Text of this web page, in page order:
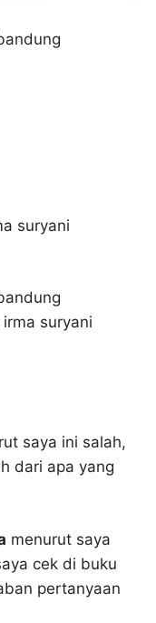
suryani
suryani
saya ini salah,
dari apa yang
menurut saya
cek di buku
pertanyaan